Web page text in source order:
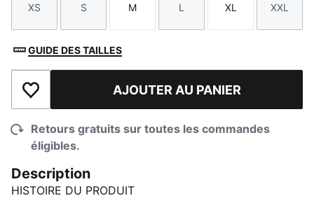
Taille
XS
Taille
S
Taille
M
Taille
L
Taille
XL
Taille
XXL
GUIDE DES TAILLES
Ajouter à la liste de souhaits
AJOUTER AU PANIER
Retours gratuits sur toutes les commandes
éligibles.
Description
HISTOIRE DU PRODUIT